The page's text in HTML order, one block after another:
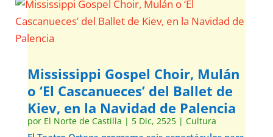
Mississippi Gospel Choir, Mulán
o ‘El Cascanueces’ del Ballet de
Kiev, en la Navidad de Palencia
por El Norte de Castilla | 5 Dic, 2525| Cultura